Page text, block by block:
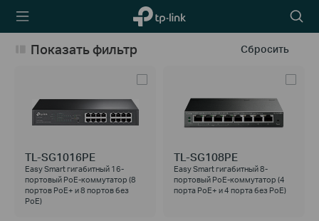
TP-Link,
Reliably
Smart
icon
Сбросить
Показать фильтр
TL-SG1016PE
Easy Smart гигабитный 16-
портовый PoE-коммутатор (8
портов PoE+ и 8 портов без
РоЕ)
TL-SG108PE
Easy Smart гигабитный 8-
портовый PoE-коммутатор (4
порта PoE+ и 4 порта без РоЕ)